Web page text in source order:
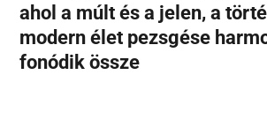
ahol a múlt és a jelen, a
modern élet pezsgése
fonódik össze